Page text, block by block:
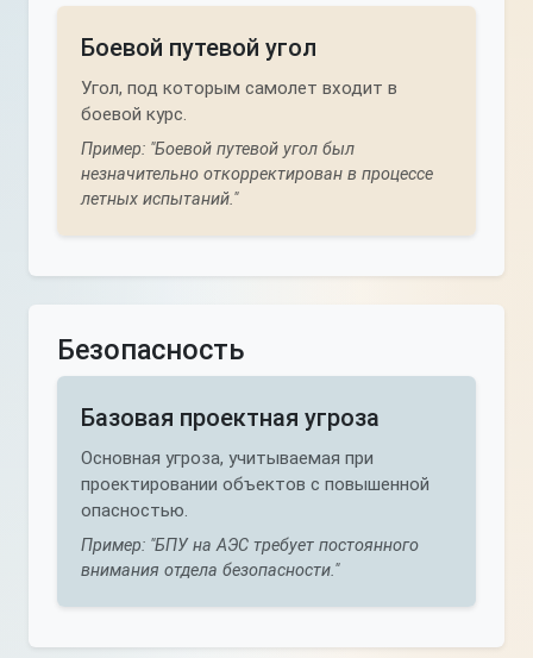
Боевой путевой угол
Угол, под которым самолет входит в
боевой курс.
Пример: "Боевой путевой угол был
незначительно откорректирован в процессе
летных испытаний."
Безопасность
Базовая проектная угроза
Основная угроза, учитываемая при
проектировании объектов с повышенной
опасностью.
Пример: "БПУ на АЭС требует постоянного
внимания отдела безопасности."